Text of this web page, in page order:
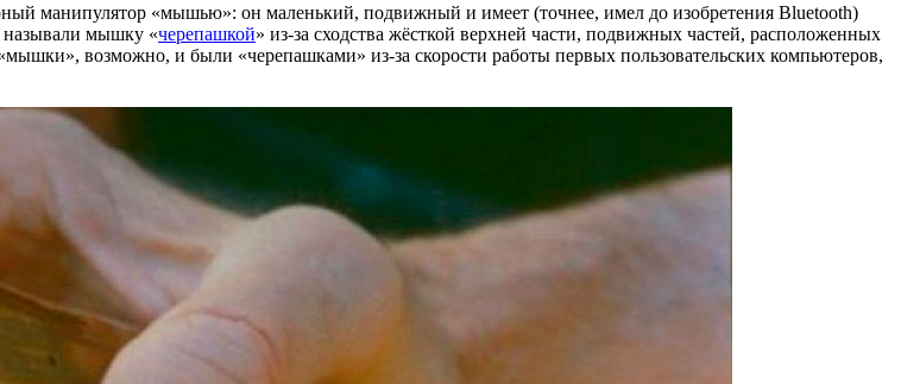
манипулятор «мышью»: он маленький, подвижный и имеет (точнее, имел до изобретения Bluetooth)
называли мышку «черепашкой» из-за сходства жёсткой верхней части, подвижных частей, расположенных
возможно, и были «черепашками» из-за скорости работы первых пользовательских компьютеров,